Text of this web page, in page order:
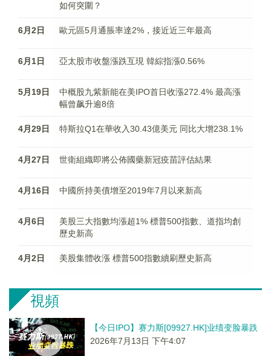
如何突圍？
6月2日 歐元區5月通脹率達2%，接近近三年最高
6月1日 亞太股市收盤漲跌互現 韓綜指漲0.56%
5月19日
中概股九紫新能在美IPO首日收漲272.4% 最高漲
幅曾飙升逾8倍
4月29日 特斯拉Q1在華收入30.43億美元 同比大增238.1%
4月27日 世衛組織即將公佈國藥新冠疫苗評估結果
4月16日 中國所持美債增至2019年7月以來新高
4月6日
美股三大指數均漲超1% 標普500指數、道指均創
歷史新高
4月2日 美股集體收漲 標普500指數續刷歷史新高
視頻
【今日IPO】赛力斯[09927.HK]业绩变脸暴跌
2026年7月13日 下午4:07